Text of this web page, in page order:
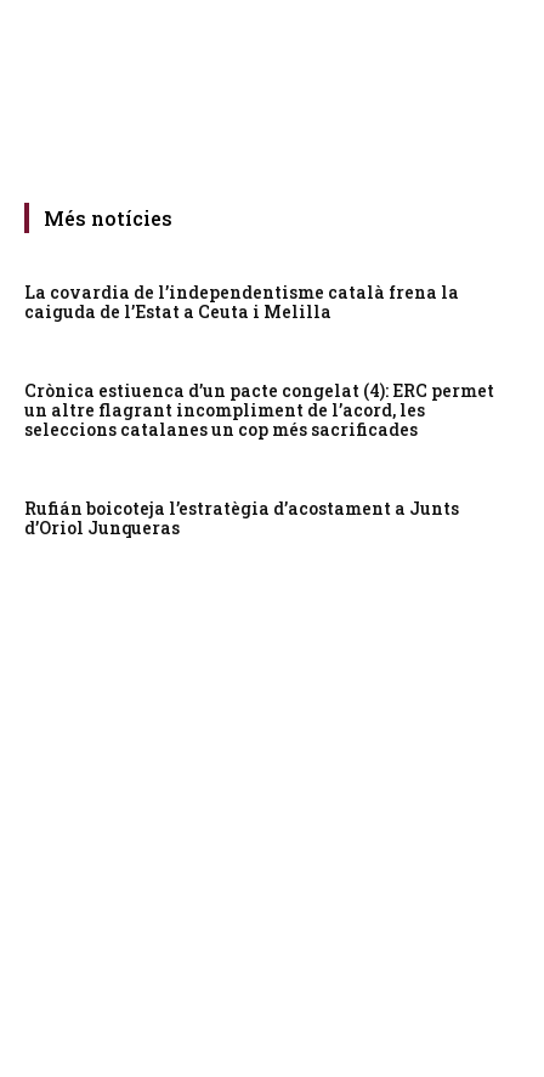
Més notícies
La covardia de l’independentisme català frena la
caiguda de l’Estat a Ceuta i Melilla
Crònica estiuenca d’un pacte congelat (4): ERC permet
un altre flagrant incompliment de l’acord, les
seleccions catalanes un cop més sacrificades
Rufián boicoteja l’estratègia d’acostament a Junts
d’Oriol Junqueras